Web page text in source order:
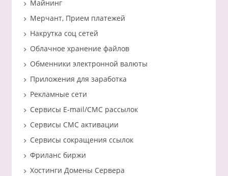
Майнинг
Мерчант, Прием платежей
Накрутка соц сетей
Облачное хранение файлов
Обменники электронной валюты
Приложения для заработка
Рекламные сети
Сервисы E-mail/СМС рассылок
Сервисы СМС активации
Сервисы сокращения ссылок
Фриланс биржи
Хостинги Домены Сервера